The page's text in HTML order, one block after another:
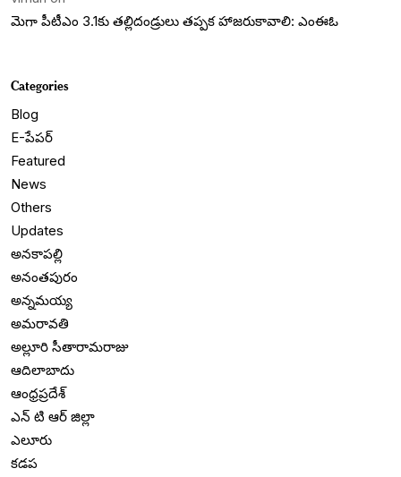
మెగా పీటీఎం 3.1కు తల్లిదండ్రులు తప్పక హాజరుకావాలి: ఎంఈఓ
Categories
Blog
E-పేపర్
Featured
News
Others
Updates
అనకాపల్లి
అనంతపురం
అన్నమయ్య
అమరావతి
అల్లూరి సీతారామరాజు
ఆదిలాబాదు
ఆంధ్రప్రదేశ్
ఎన్ టి ఆర్ జిల్లా
ఎలూరు
కడప